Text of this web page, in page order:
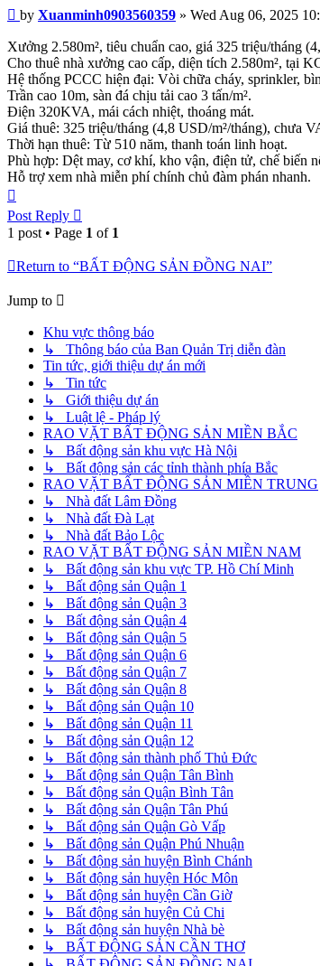
Post
by Xuanminh0903560359 » Wed Aug 06, 2025
Xưởng 2.580m², tiêu chuẩn cao, giá 325 triệu/tháng
Cho thuê nhà xưởng cao cấp, diện tích 2.580m², tại
Hệ thống PCCC hiện đại: Vòi chữa cháy, sprinkler,
Trần cao 10m, sàn đá chịu tải cao 3 tấn/m².
Điện 320KVA, mái cách nhiệt, thoáng mát.
Giá thuê: 325 triệu/tháng (4,8 USD/m²/tháng), chưa
Thời hạn thuê: Từ 510 năm, thanh toán linh hoạt.
Phù hợp: Dệt may, cơ khí, kho vận, điện tử, chế biến
Hỗ trợ xem nhà miễn phí chính chủ đàm phán nhanh.
Post Reply
1 post • Page 1 of 1
Return to “BẤT ĐỘNG SẢN ĐỒNG NAI”
Jump to
Khu vực thông báo
↳ Thông báo của Ban Quản Trị diễn đàn
Tin tức, giới thiệu dự án mới
↳ Tin tức
↳ Giới thiệu dự án
↳ Luật lệ - Pháp lý
RAO VẶT BẤT ĐỘNG SẢN MIỀN BẮC
↳ Bất động sản khu vực Hà Nội
↳ Bất động sản các tỉnh thành phía Bắc
RAO VẶT BẤT ĐỘNG SẢN MIỀN TRUNG
↳ Nhà đất Lâm Đồng
↳ Nhà đất Đà Lạt
↳ Nhà đất Bảo Lộc
RAO VẶT BẤT ĐỘNG SẢN MIỀN NAM
↳ Bất động sản khu vực TP. Hồ Chí Minh
↳ Bất động sản Quận 1
↳ Bất động sản Quận 3
↳ Bất động sản Quận 4
↳ Bất động sản Quận 5
↳ Bất động sản Quận 6
↳ Bất động sản Quận 7
↳ Bất động sản Quận 8
↳ Bất động sản Quận 10
↳ Bất động sản Quận 11
↳ Bất động sản Quận 12
↳ Bất động sản thành phố Thủ Đức
↳ Bất động sản Quận Tân Bình
↳ Bất động sản Quận Bình Tân
↳ Bất động sản Quận Tân Phú
↳ Bất động sản Quận Gò Vấp
↳ Bất động sản Quận Phú Nhuận
↳ Bất động sản huyện Bình Chánh
↳ Bất động sản huyện Hóc Môn
↳ Bất động sản huyện Cần Giờ
↳ Bất động sản huyện Củ Chi
↳ Bất động sản huyện Nhà bè
↳ BẤT ĐỘNG SẢN CẦN THƠ